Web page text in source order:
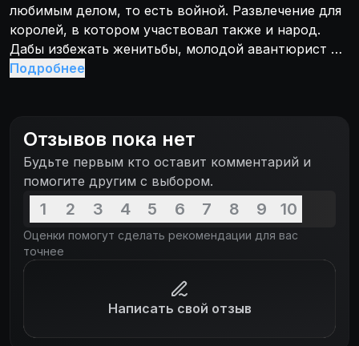
любимым делом, то есть войной. Развлечение для
королей, в котором участвовал также и народ.
Дабы избежать женитьбы, молодой авантюрист и
волокита Фанфан записывается в армию
ждёт продвижение по службе и что его даже
полюбит дочь короля. По дороге к лагерю
Аквитанского полка Фанфан вступает в схватку с
бандой грабителей, напавших на карету. Как
выясняется позже, в карете находились мадам де
Помпадур и Генриетта, дочь короля. Фанфан
понимает, что предсказание Аделины уже
начинает сбываться. Абсурдность военной
стратегии, храбрость Фанфана и масса других
приключений несколько усложняют путь героя к
осуществлению предсказанного. С риском для
Подробнее
Отзывов пока нет
Будьте первым кто оставит комментарий и
помогите другим с выбором.
1 2 3 4 5 6 7 8 9 10
Оценки помогут сделать рекомендации для вас
точнее
Написать свой отзыв